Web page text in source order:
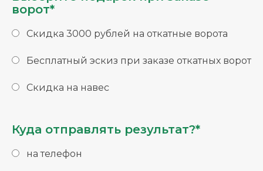
ворот*
Скидка 3000 рублей на откатные ворота
Бесплатный эскиз при заказе откатных ворот
Скидка на навес
Куда отправлять результат?*
на телефон